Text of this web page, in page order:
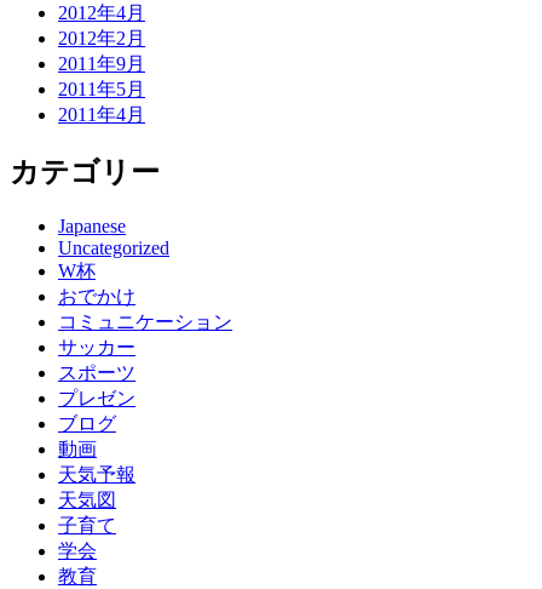
2012年4月
2012年2月
2011年9月
2011年5月
2011年4月
カテゴリー
Japanese
Uncategorized
W杯
おでかけ
コミュニケーション
サッカー
スポーツ
プレゼン
ブログ
動画
天気予報
天気図
子育て
学会
教育